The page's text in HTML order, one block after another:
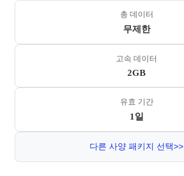
총 데이터
무제한
고속 데이터
2GB
유효 기간
1일
다른 사양 패키지 선택>>